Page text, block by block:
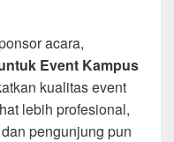
acara,
Event Kampus
kualitas event
lebih profesional,
pengunjung pun